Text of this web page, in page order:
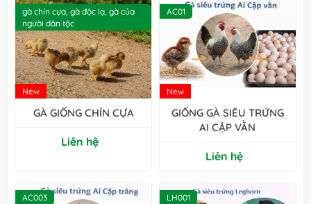
gà chín cựa, gà độc lạ, gà của
người dân tộc
New
GÀ GIỐNG CHÍN CỰA
Liên hệ
AC01
New
GIỐNG GÀ SIÊU TRỨNG
AI CẬP VẰN
Liên hệ
AC003 LH001